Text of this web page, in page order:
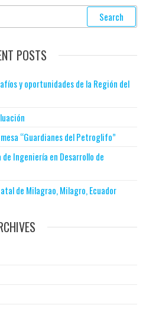
POSTS
y oportunidades de la Región del
“Guardianes del Petroglifo”
Ingeniería en Desarrollo de
de Milagrao, Milagro, Ecuador